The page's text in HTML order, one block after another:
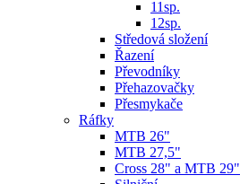
11sp.
12sp.
Středová složení
Řazení
Převodníky
Přehazovačky
Přesmykače
Ráfky
MTB 26"
MTB 27,5"
Cross 28" a MTB 29"